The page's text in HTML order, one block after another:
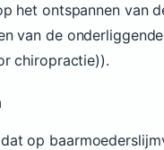
het ontspannen van
van de
chiropractie)).
op